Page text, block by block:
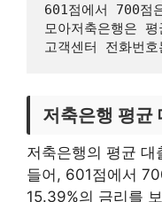
601점에서 700점
모아저축은행은
저축은행 평균
저축은행의 평균
들어, 601점에서
15.39%의 금리를